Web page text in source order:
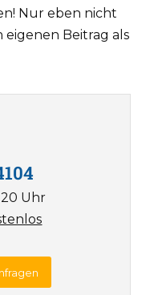
Nur eben nicht
eigenen Beitrag als
20 Uhr